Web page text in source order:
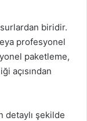
biridir.
profesyonel
paketleme,
açısından
detaylı şekilde